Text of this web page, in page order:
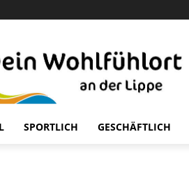
SPORTLICH GESCHÄFTLICH